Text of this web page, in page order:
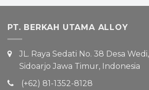
PT. BERKAH UTAMA ALLOY
JL. Raya Sedati No. 38 Desa
Sidoarjo Jawa Timur, Indonesia
(+62) 81-1352-8128